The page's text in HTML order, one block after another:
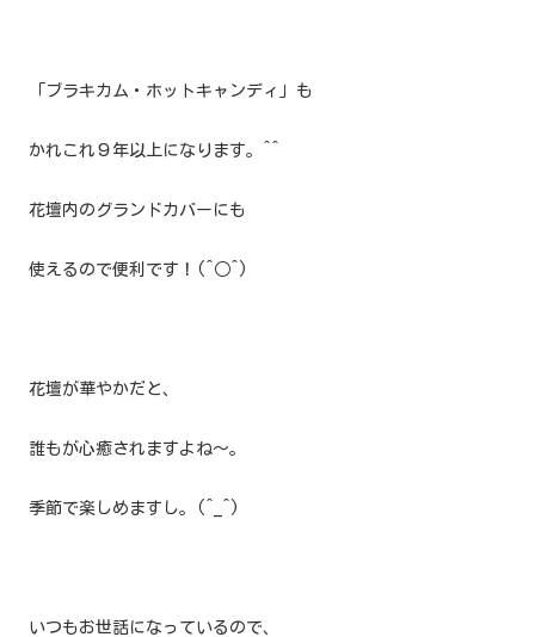
「ブラキカム・ホットキャンディ」も
かれこれ９年以上になります。^^
花壇内のグランドカバーにも
使えるので便利です！(^○^)
花壇が華やかだと、
誰もが心癒されますよね～。
季節で楽しめますし。(^_^)
いつもお世話になっているので、